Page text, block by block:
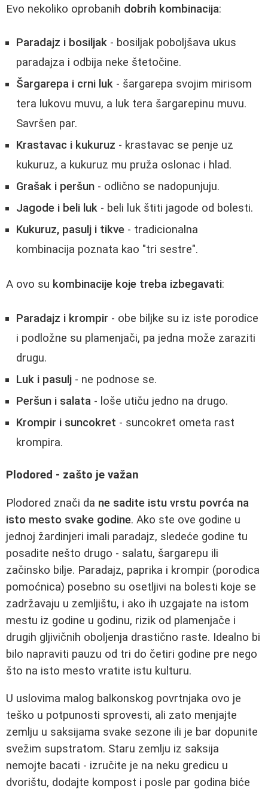
Evo nekoliko oprobanih dobrih kombinacija:
Paradajz i bosiljak - bosiljak poboljšava ukus
paradajza i odbija neke štetočine.
Šargarepa i crni luk - šargarepa svojim mirisom
tera lukovu muvu, a luk tera šargarepinu muvu.
Savršen par.
Krastavac i kukuruz - krastavac se penje uz
kukuruz, a kukuruz mu pruža oslonac i hlad.
Grašak i peršun - odlično se nadopunjuju.
Jagode i beli luk - beli luk štiti jagode od bolesti.
Kukuruz, pasulj i tikve - tradicionalna
kombinacija poznata kao "tri sestre".
A ovo su kombinacije koje treba izbegavati:
Paradajz i krompir - obe biljke su iz iste porodice
i podložne su plamenjači, pa jedna može zaraziti
drugu.
Luk i pasulj - ne podnose se.
Peršun i salata - loše utiču jedno na drugo.
Krompir i suncokret - suncokret ometa rast
krompira.
Plodored - zašto je važan
Plodored znači da ne sadite istu vrstu povrća na
isto mesto svake godine. Ako ste ove godine u
jednoj žardinjeri imali paradajz, sledeće godine tu
posadite nešto drugo - salatu, šargarepu ili
začinsko bilje. Paradajz, paprika i krompir (porodica
pomoćnica) posebno su osetljivi na bolesti koje se
zadržavaju u zemljištu, i ako ih uzgajate na istom
mestu iz godine u godinu, rizik od plamenjače i
drugih gljivičnih oboljenja drastično raste. Idealno bi
bilo napraviti pauzu od tri do četiri godine pre nego
što na isto mesto vratite istu kulturu.
U uslovima malog balkonskog povrtnjaka ovo je
teško u potpunosti sprovesti, ali zato menjajte
zemlju u saksijama svake sezone ili je bar dopunite
svežim supstratom. Staru zemlju iz saksija
nemojte bacati - izručite je na neku gredicu u
dvorištu, dodajte kompost i posle par godina biće